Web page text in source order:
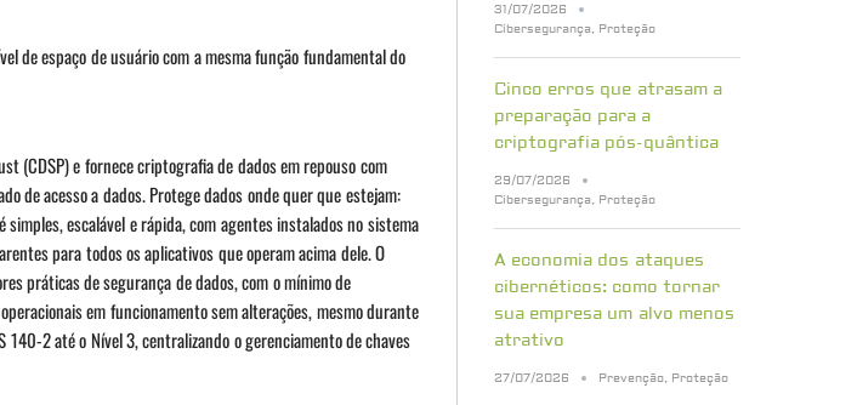
de espaço de usuário com a mesma função fundamental do
(CDSP) e fornece criptografia de dados em repouso com
de acesso a dados. Protege dados onde quer que estejam:
escalável e rápida, com agentes instalados no sistema
para todos os aplicativos que operam acima dele. O
práticas de segurança de dados, com o mínimo de
em funcionamento sem alterações, mesmo durante
2 até o Nível 3, centralizando o gerenciamento de chaves
31/07/2026
Cibersegurança, Proteção
Cinco erros que atrasam a
preparação para a
criptografia pós-quântica
29/07/2026
Cibersegurança, Proteção
A economia dos ataques
cibernéticos: como tornar
sua empresa um alvo menos
atrativo
27/07/2026 Prevenção, Proteção